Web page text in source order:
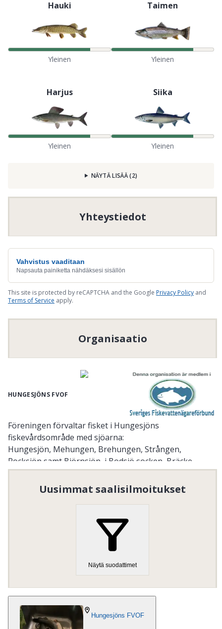
Hauki
Yleinen
Taimen
Yleinen
Harjus
Yleinen
Siika
Yleinen
NÄYTÄ LISÄÄ(2)
Yhteystiedot
Vahvistus vaaditaan
Napsauta painiketta nähdäksesi sisällön
This site is protected by reCAPTCHA and the Google Privacy Policy and
Terms of Service apply.
Organisaatio
HUNGESJÖNS FVOF
Föreningen förvaltar fisket i Hungesjöns
fiskevårdsområde med sjöarna:
Hungesjön, Mehungen, Brehungen, Strången,
Rocksjön samt Björnsjön, i Bodsjö socken, Bräcke
kommun, Jämtlands län.
Organisaation numero:893202-1382
Uusimmat saalisilmoitukset
Näytä suodattimet
Hungesjöns FVOF